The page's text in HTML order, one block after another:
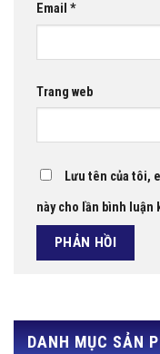
Email *
Trang web
Lưu tên của tôi,
này cho lần bình luận
DANH MỤC SẢN